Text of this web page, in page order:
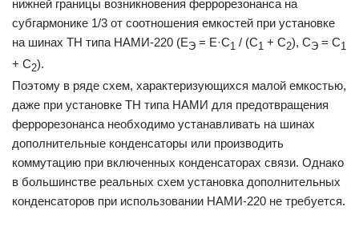
нижней границы возникновения феррорезонанса на
субгармонике 1/3 от соотношения емкостей при установке
на шинах ТН типа НАМИ-220 (EЭ = E·C1 / (C1 + C2), CЭ = C1
+ C2).
Поэтому в ряде схем, характеризующихся малой емкостью,
даже при установке ТН типа НАМИ для предотвращения
феррорезонанса необходимо устанавливать на шинах
дополнительные конденсаторы или производить
коммутацию при включенных конденсаторах связи. Однако
в большинстве реальных схем установка дополнительных
конденсаторов при использовании НАМИ-220 не требуется.